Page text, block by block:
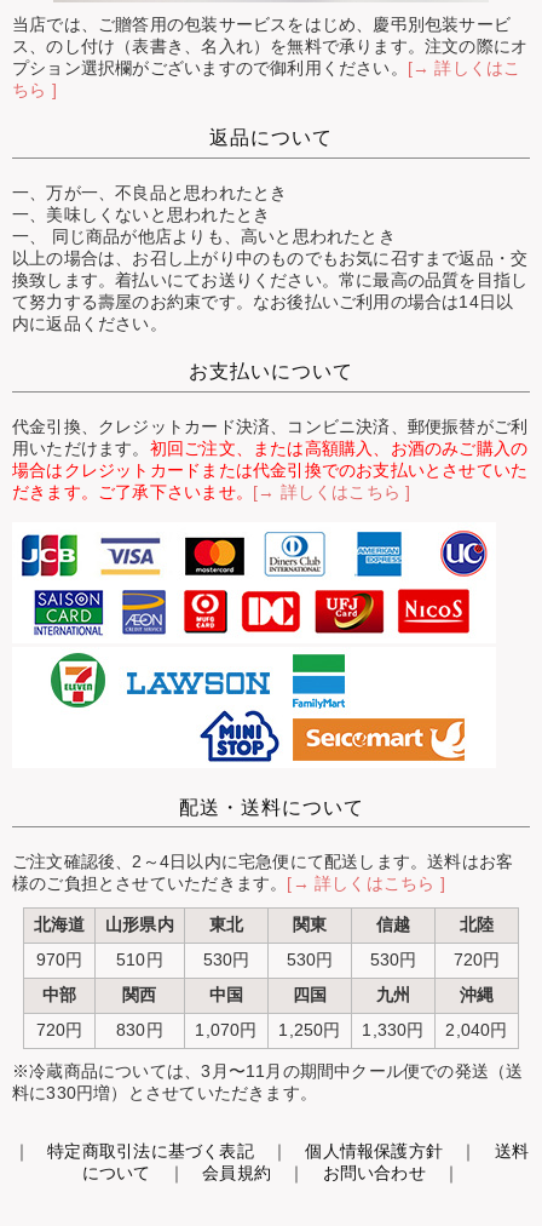
当店では、ご贈答用の包装サービスをはじめ、慶弔別包装サービ
ス、のし付け（表書き、名入れ）を無料で承ります。注文の際にオ
プション選択欄がございますので御利用ください。 [→ 詳しくはこ
ちら ]
返品について
一、万が一、不良品と思われたとき
一、美味しくないと思われたとき
一、 同じ商品が他店よりも、高いと思われたとき
以上の場合は、お召し上がり中のものでもお気に召すまで返品・交
換致します。着払いにてお送りください。常に最高の品質を目指し
て努力する壽屋のお約束です。なお後払いご利用の場合は14日以
内に返品ください。
お支払いについて
代金引換、クレジットカード決済、コンビニ決済、郵便振替がご利
用いただけます。 初回ご注文、または高額購入、お酒のみご購入の
場合はクレジットカードまたは代金引換でのお支払いとさせていた
だきます。ご了承下さいませ。 [→ 詳しくはこちら ]
配送・送料について
ご注文確認後、2～4日以内に宅急便にて配送します。送料はお客
様のご負担とさせていただきます。 [→ 詳しくはこちら ]
北海道 山形県内 東北 関東 信越
北陸
970円
510円 530円 530円 530円
720円
中部
関西 中国 四国 九州
沖縄
720円
830円 1,070円 1,250円 1,330円 2,040円
※冷蔵商品については、3月〜11月の期間中クール便での発送（送
料に330円増）とさせていただきます。
｜特定商取引法に基づく表記｜個人情報保護方針 ｜ 送料
について ｜会員規約 ｜ お問い合わせ｜